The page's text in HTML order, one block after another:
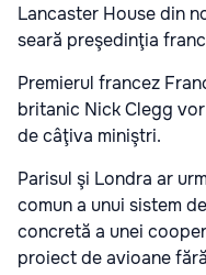
Lancaster House din
seară preşedinţia
Premierul francez
britanic Nick Clegg
de câţiva miniştri.
Parisul şi Londra ar
comun a unui sistem
concretă a unei
proiect de avioane